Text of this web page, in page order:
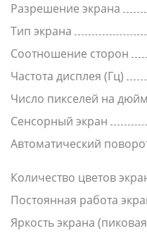
Разрешение экрана
Тип экрана
Соотношение сторон
Частота дисплея (Гц)
Число пикселей на дюйм
Сенсорный экран
Автоматический
Количество цветов
Постоянная работа
Яркость экрана